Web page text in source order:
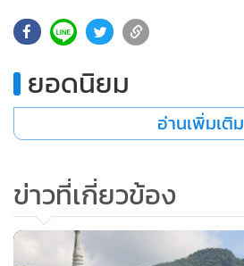
• Motoring
•
วิทยาศาสตร์
• หุ้น
• กองทุนรวม
• Celeb Online
Factcheck
ยอดนิยม
อ่านเพิ่มเติม
ข่าวที่เกี่ยวข้อง